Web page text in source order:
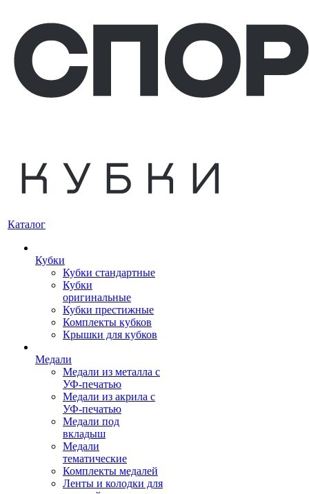
Каталог
Кубки
Кубки стандартные
Кубки
оригинальные
Кубки престижные
Комплекты кубков
Крышки для кубков
Медали
Медали из металла с
УФ-печатью
Медали из акрила с
УФ-печатью
Медали под
вкладыш
Медали
тематические
Комплекты медалей
Ленты и колодки для